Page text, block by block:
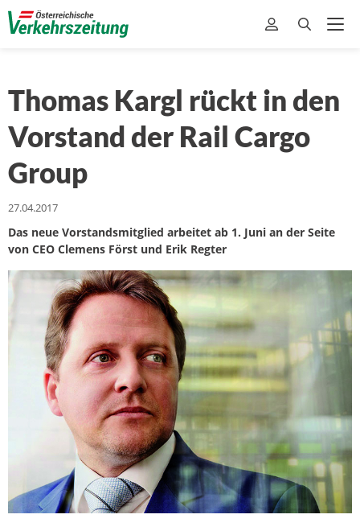
Thomas Kargl rückt in den
Vorstand der Rail Cargo
Group
27.04.2017
Das neue Vorstandsmitglied arbeitet ab 1. Juni an der Seite
von CEO Clemens Först und Erik Regter